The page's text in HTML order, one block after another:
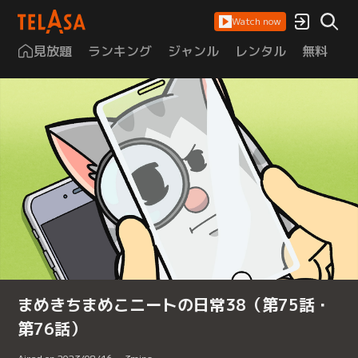
Watch now
見放題 ランキング ジャンル レンタル 無料
まめきちまめこニートの日常38（第75話・
第76話）